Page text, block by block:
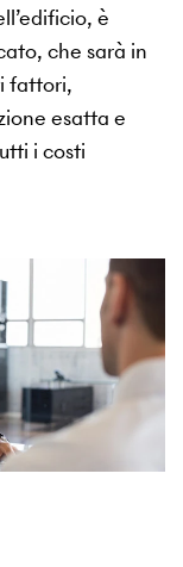
è
che sarà in
fattori,
esatta e
i costi